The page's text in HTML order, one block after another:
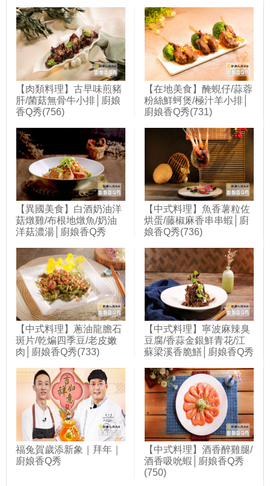
【肉類料理】古早味煎豬
肝/菌菇無骨牛小排│廚娘
香Q秀(756)
【在地美食】醃蜆仔/蒜蓉
粉絲鮮蚵煲/極汁羊小排│
廚娘香Q秀(731)
【異國美食】白酒奶油洋
菇燉雞/布根地燉魚/奶油
洋菇濃湯│廚娘香Q秀
【中式料理】魚香薯粒佐
烘蛋/藤椒麻香串串蝦│廚
娘香Q秀(736)
【中式料理】蔥油龍膽石
斑片/乾煸四季豆/老皮嫩
肉│廚娘香Q秀(733)
【中式料理】寧波麻辣臭
豆腐/香蒜金銀鮮青花/江
蘇梁溪香脆鱔│廚娘香Q秀
福兔賀歲添新象｜拜年｜
廚娘香Q秀
【中式料理】酒香醉雞腿/
酒香吸吮蝦│廚娘香Q秀
(750)